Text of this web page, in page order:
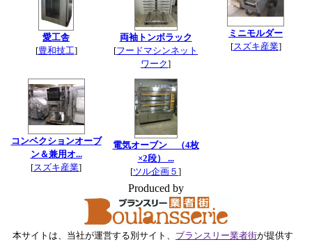
愛工舎
[豊和技工]
両袖トンボラック
[フードマシンネット
ワーク]
ミニモルダー
[スズキ産業]
コンベクションオーブ
ン＆兼用オ...
[スズキ産業]
電気オーブン （4枚
×2段） ...
[ツル企画５ ]
Produced by
本サイトは、当社が運営する別サイト、 ブランスリー業者街が提供す